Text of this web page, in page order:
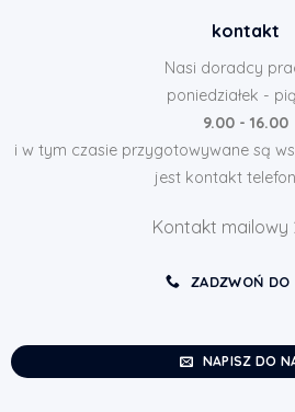
kontakt
Nasi doradcy
poniedziałek -
9.00 - 16.00
i w tym czasie przygotowywane są
jest kontakt
Kontakt mailowy
ZADZWOŃ DO
NAPISZ DO